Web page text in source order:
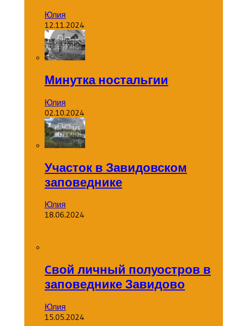
Юлия
12.11.2024
Минутка ностальгии
Юлия
02.10.2024
Участок в Завидовском
заповеднике
Юлия
18.06.2024
Cвой личный полуостров в
заповеднике Завидово
Юлия
15.05.2024